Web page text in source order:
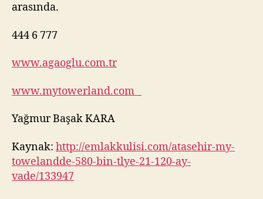
arasında.
444 6 777
www.agaoglu.com.tr
www.mytowerland.com
Yağmur Başak KARA
Kaynak: http://emlakkulisi.com/atasehir-my-
towelandde-580-bin-tlye-21-120-ay-
vade/133947